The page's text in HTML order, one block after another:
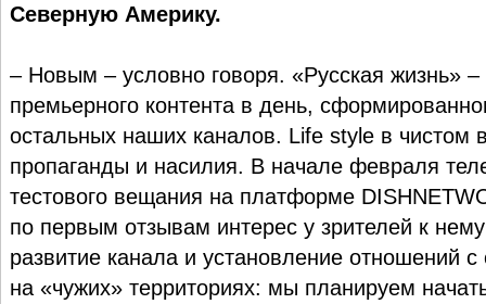
Северную Америку.
– Новым – условно говоря. «Русская жизнь» –
премьерного контента в день,
остальных наших каналов. Life style в чистом
пропаганды и насилия. В начале февраля
тестового вещания на платформе
по первым отзывам интерес у зрителей к
развитие канала и установление отношений
на «чужих» территориях: мы планируем